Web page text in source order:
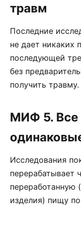
травм
Последние
не дает никаких
последующей
без
получить травму.
МИФ 5. Все
Исследования
перерабатывает
переработанную
изделия) пищу